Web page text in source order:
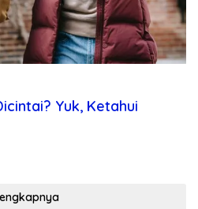
Yuk, Ketahui